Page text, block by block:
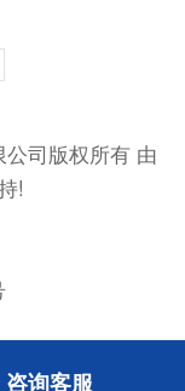
司版权所有 由
!
咨询客服